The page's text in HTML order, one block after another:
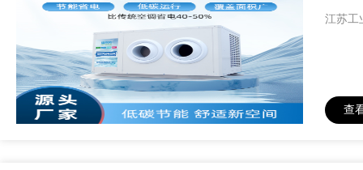
江苏工
查